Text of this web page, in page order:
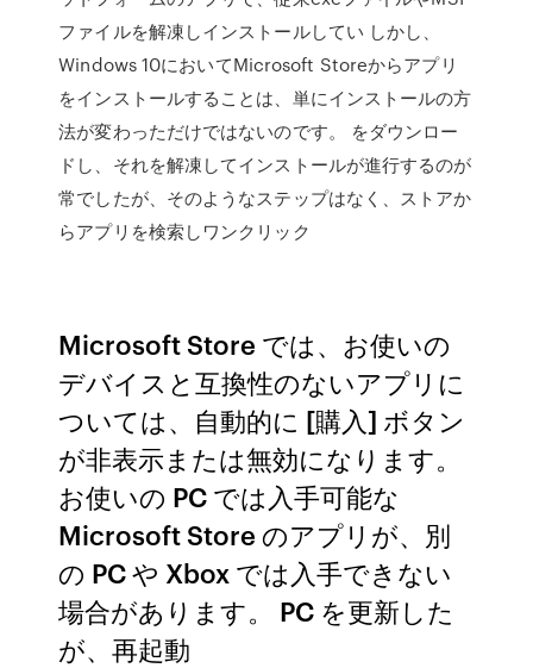
ファイルを解凍しインストールしてい しかし、
Windows 10においてMicrosoft Storeからアプリ
をインストールすることは、単にインストールの方
法が変わっただけではないのです。 をダウンロー
ドし、それを解凍してインストールが進行するのが
常でしたが、そのようなステップはなく、ストアか
らアプリを検索しワンクリック
Microsoft Store では、お使いの
デバイスと互換性のないアプリに
ついては、自動的に [購入] ボタン
が非表示または無効になります。
お使いの PC では入手可能な
Microsoft Store のアプリが、別
の PC や Xbox では入手できない
場合があります。 PC を更新した
が、再起動